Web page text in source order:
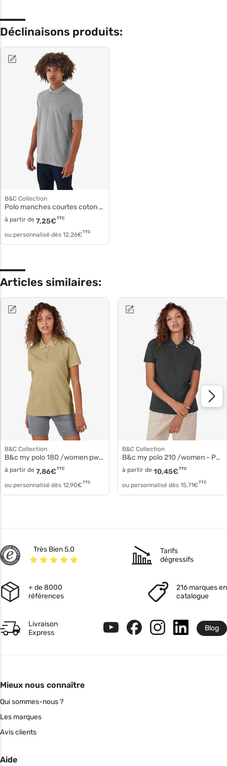
Déclinaisons produits:
B&C Collection
Polo manches courtes coton pm430
à partir de 7,25€ TTC
ou personnalisé dès 12,26€ TTC
Articles similaires:
B&C Collection
B&c my polo 180 /women pw461
à partir de 7,86€ TTC
ou personnalisé dès 12,90€ TTC
B&C Collection
B&c my polo 210 /women - Polo manches courtes coton pw463
à partir de 10,45€ TTC
ou personnalisé dès 15,71€ TTC
Très Bien 5,0
Tarifs
dégressifs
+ de 8000
références
216 marques en
catalogue
Livraison
Express
Blog
Mieux nous connaître
Qui sommes-nous ?
Les marques
Avis clients
Aide